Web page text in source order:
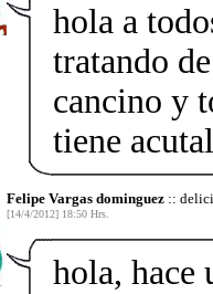
hola a
tratando
cancino y
tiene
Felipe Vargas dominguez ::
[14/4/2012] 18:50 Hrs.
hola, hace